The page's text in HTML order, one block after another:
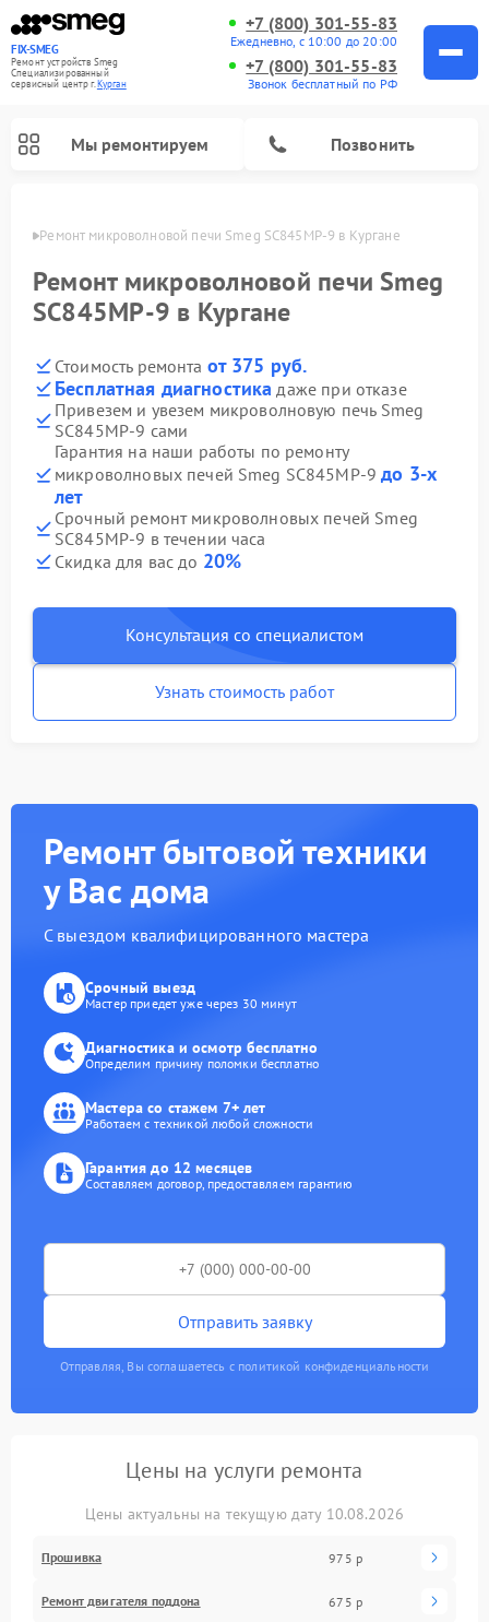
FIX-SMEG
Ремонт устройств Smeg
Специализированный
cервисный центр г.Курган
+7 (800) 301-55-83
Ежедневно, с 10:00 до 20:00
+7 (800) 301-55-83
Звонок бесплатный по РФ
Мы ремонтируем Позвонить
Ремонт микроволновой печи Smeg SC845MP-9 в Кургане
Ремонт микроволновой печи Smeg
SC845MP-9 в Кургане
Стоимость ремонта от 375 руб.
Бесплатная диагностика даже при отказе
Привезем и увезем микроволновую печь Smeg
SC845MP-9 сами
Гарантия на наши работы по ремонту
микроволновых печей Smeg SC845MP-9до 3-х
лет
Срочный ремонт микроволновых печей Smeg
SC845MP-9 в течении часа
Скидка для вас до 20%
Консультация со специалистом
Узнать стоимость работ
Ремонт бытовой техники
у Вас дома
С выездом квалифицированного мастера
Срочный выезд
Мастер приедет уже через 30 минут
Диагностика и осмотр бесплатно
Определим причину поломки бесплатно
Мастера со стажем 7+ лет
Работаем с техникой любой сложности
Гарантия до 12 месяцев
Составляем договор, предоставляем гарантию
Отправить заявку
Отправляя, Вы соглашаетесь с политикой конфиденциальности
Цены на услуги ремонта
Цены актуальны на текущую дату 10.08.2026
Прошивка 975 р
Ремонт двигателя поддона 675 р